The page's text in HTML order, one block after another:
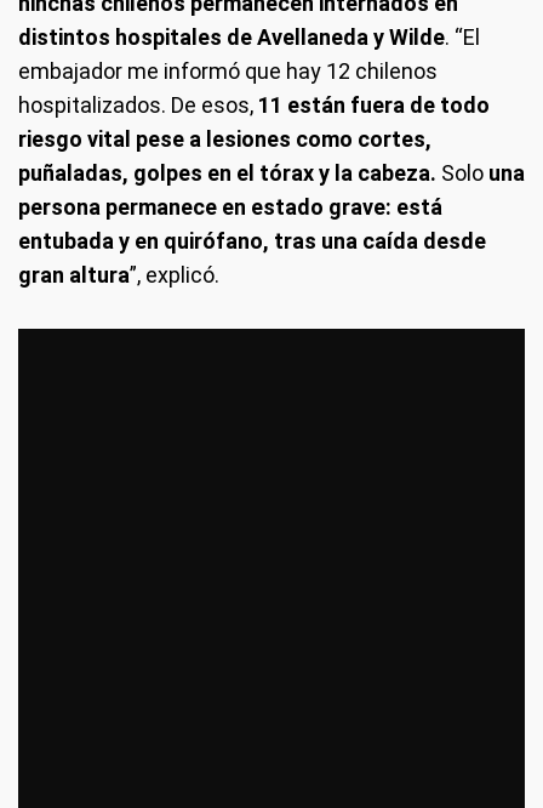
distintos hospitales de Avellaneda y Wilde. “El
embajador me informó que hay 12 chilenos
hospitalizados. De esos, 11 están fuera de todo
riesgo vital pese a lesiones como cortes,
puñaladas, golpes en el tórax y la cabeza. Solo una
persona permanece en estado grave: está
entubada y en quirófano, tras una caída desde
gran altura”, explicó.